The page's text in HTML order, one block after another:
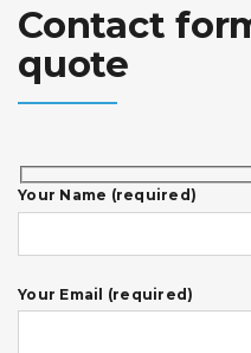
Contact
quote
Your Name (required)
Your Email (required)